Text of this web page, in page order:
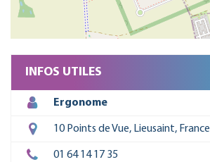
INFOS UTILES
Ergonome
10 Points de Vue, Lieusaint, France
01 64 14 17 35